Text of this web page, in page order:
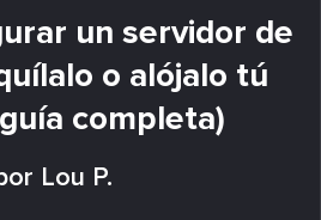
un servidor de
o alójalo tú
completa)
Lou P.